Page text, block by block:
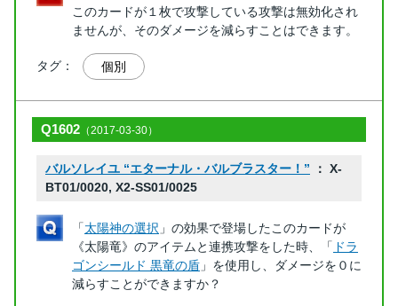
このカードが１枚で攻撃している攻撃は無効化され
ませんが、そのダメージを減らすことはできます。
タグ： 個別
Q1602 （2017-03-30）
バルソレイユ “エターナル・バルブラスター！” ： X-
BT01/0020, X2-SS01/0025
「太陽神の選択 」の効果で登場したこのカードが
《太陽竜》のアイテムと連携攻撃をした時、「 ドラ
ゴンシールド 黒竜の盾 」を使用し、ダメージを０に
減らすことができますか？